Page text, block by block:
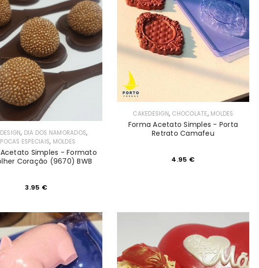
, DIA DOS NAMORADOS,
ESPECIAIS, MOLDES
Simples - Formato
Coração (9670) BWB
3.95 €
CAKEDESIGN, CHOCOLATE, MOLDES
Forma Acetato Simples - Porta
Retrato Camafeu
4.95 €